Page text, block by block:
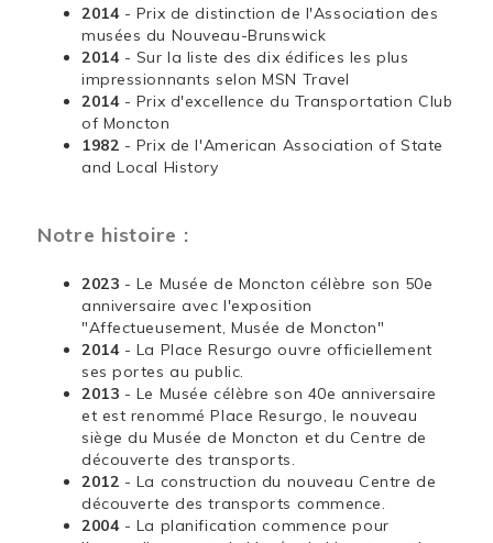
2014 - Prix de distinction de l'Association des
musées du Nouveau-Brunswick
2014 - Sur la liste des dix édifices les plus
impressionnants selon MSN Travel
2014 - Prix d'excellence du Transportation Club
of Moncton
1982 - Prix de l'American Association of State
and Local History
Notre histoire :
2023 - Le Musée de Moncton célèbre son 50e
anniversaire avec l'exposition
"Affectueusement, Musée de Moncton"
2014 - La Place Resurgo ouvre officiellement
ses portes au public.
2013 - Le Musée célèbre son 40e anniversaire
et est renommé Place Resurgo, le nouveau
siège du Musée de Moncton et du Centre de
découverte des transports.
2012 - La construction du nouveau Centre de
découverte des transports commence.
2004 - La planification commence pour